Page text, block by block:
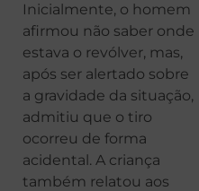
Inicialmente, o homem
afirmou não saber onde
estava o revólver, mas,
após ser alertado sobre
a gravidade da situação,
admitiu que o tiro
ocorreu de forma
acidental. A criança
também relatou aos